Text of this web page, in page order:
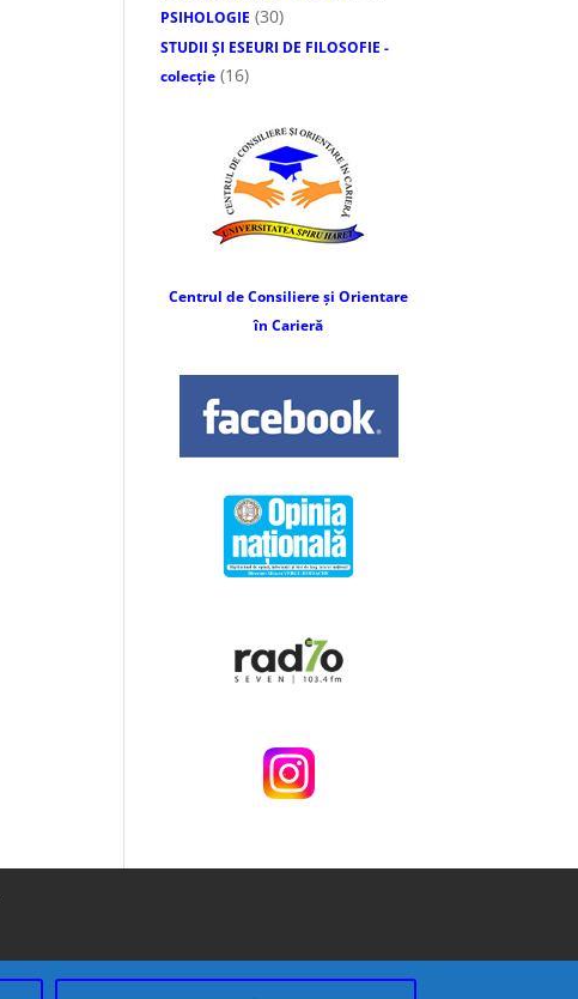
PSIHOLOGIE (30)
STUDII ȘI ESEURI DE FILOSOFIE -
colecție (16)
Centrul de Consiliere și Orientare
în Carieră